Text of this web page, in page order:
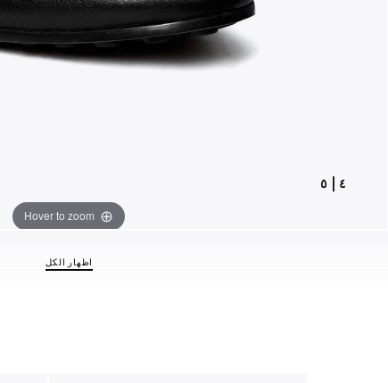
Hover to zoom
٤ ٥
اظهار الكل